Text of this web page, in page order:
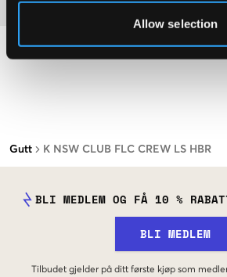
Allow selection
Gutt K NSW CLUB FLC CREW LS HBR
Materiale
BLI MEDLEM OG FÅ 10 %
BLI MEDLEM
Tilbudet gjelder på ditt første kjøp som